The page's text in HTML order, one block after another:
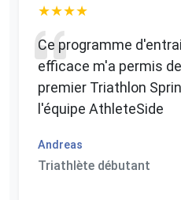
Ce programme
efficace m'a permis
premier Triathlon
l'équipe AthleteSide
Andreas
Triathlète débutant